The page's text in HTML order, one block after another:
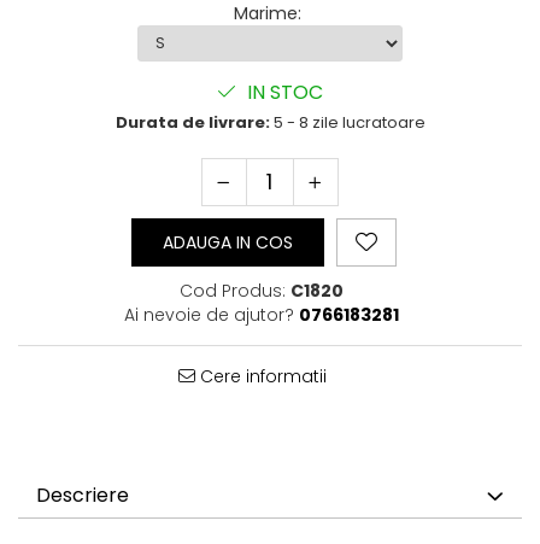
Marime:
IN STOC
Durata de livrare:5 - 8 zile lucratoare
ADAUGA IN COS
Cod Produs: C1820
Ai nevoie de ajutor? 0766183281
Cere informatii
Descriere